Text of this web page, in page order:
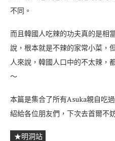
不同。
而且韓國人吃辣的功夫真的是相
說，根本就是不辣的家常小菜，
人來說，韓國人口中的不太辣，
～
本篇是集合了所有Asuka親自吃
紹給各位朋友們，下次去首爾不
★明洞站